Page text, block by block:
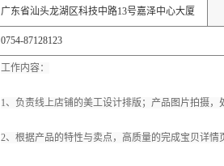
广东省汕头龙湖区科技中路13号嘉泽中心大厦
0754-87128123
工作内容：
1、负责线上店铺的美工设计排版；产品图片拍摄，
2、根据产品的特性与卖点，高质量的完成宝贝详情